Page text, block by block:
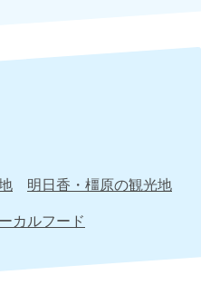
明日香・橿原の観光地
カルフード